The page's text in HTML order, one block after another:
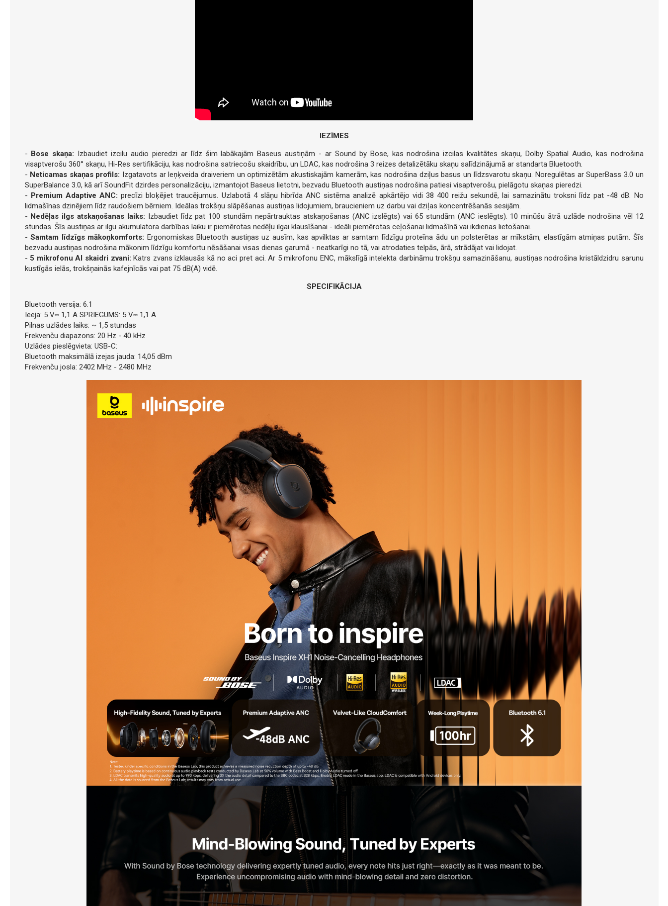
IEZĪMES
- Bose skaņa: Izbaudiet izcilu audio pieredzi ar līdz šim labākajām Baseus austiņām - ar Sound by Bose, kas nodrošina izcilas kvalitātes skaņu, Dolby Spatial Audio, kas nodrošina
visaptverošu 360° skaņu, Hi-Res sertifikāciju, kas nodrošina satriecošu skaidrību, un LDAC, kas nodrošina 3 reizes detalizētāku skaņu salīdzinājumā ar standarta Bluetooth.
- Neticamas skaņas profils: Izgatavots ar leņķveida draiveriem un optimizētām akustiskajām kamerām, kas nodrošina dziļus basus un līdzsvarotu skaņu. Noregulētas ar SuperBass 3.0 un
SuperBalance 3.0, kā arī SoundFit dzirdes personalizāciju, izmantojot Baseus lietotni, bezvadu Bluetooth austiņas nodrošina patiesi visaptverošu, pielāgotu skaņas pieredzi.
- Premium Adaptive ANC: precīzi bloķējiet traucējumus. Uzlabotā 4 slāņu hibrīda ANC sistēma analizē apkārtējo vidi 38 400 reižu sekundē, lai samazinātu troksni līdz pat -48 dB. No
lidmašīnas dzinējiem līdz raudošiem bērniem. Ideālas trokšņu slāpēšanas austiņas lidojumiem, braucieniem uz darbu vai dziļas koncentrēšanās sesijām.
- Nedēļas ilgs atskaņošanas laiks: Izbaudiet līdz pat 100 stundām nepārtrauktas atskaņošanas (ANC izslēgts) vai 65 stundām (ANC ieslēgts). 10 minūšu ātrā uzlāde nodrošina vēl 12
stundas. Šīs austiņas ar ilgu akumulatora darbības laiku ir piemērotas nedēļu ilgai klausīšanai - ideāli piemērotas ceļošanai lidmašīnā vai ikdienas lietošanai.
-Samtam līdzīgs mākoņkomforts: Ergonomiskas Bluetooth austiņas uz ausīm, kas apvilktas ar samtam līdzīgu proteīna ādu un polsterētas ar mīkstām, elastīgām atmiņas putām. Šīs
bezvadu austiņas nodrošina mākonim līdzīgu komfortu nēsāšanai visas dienas garumā - neatkarīgi no tā, vai atrodaties telpās, ārā, strādājat vai lidojat.
- 5 mikrofonu AI skaidri zvani: Katrs zvans izklausās kā no aci pret aci. Ar 5 mikrofonu ENC, mākslīgā intelekta darbināmu trokšņu samazināšanu, austiņas nodrošina kristāldzidru sarunu
kustīgās ielās, trokšņainās kafejnīcās vai pat 75 dB(A) vidē.
SPECIFIKĀCIJA
Bluetooth versija: 6.1
Ieeja: 5 V⎓ 1,1 A SPRIEGUMS: 5 V⎓ 1,1 A
Pilnas uzlādes laiks: ~ 1,5 stundas
Frekvenču diapazons: 20 Hz - 40 kHz
Uzlādes pieslēgvieta: USB-C:
Bluetooth maksimālā izejas jauda: 14,05 dBm
Frekvenču josla: 2402 MHz - 2480 MHz